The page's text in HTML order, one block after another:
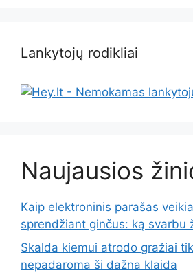
Lankytojų rodikliai
Naujausios
Kaip elektroninis parašas
sprendžiant ginčus: ką svarbu
Skalda kiemui atrodo gražiai
nepadaroma ši dažna klaida